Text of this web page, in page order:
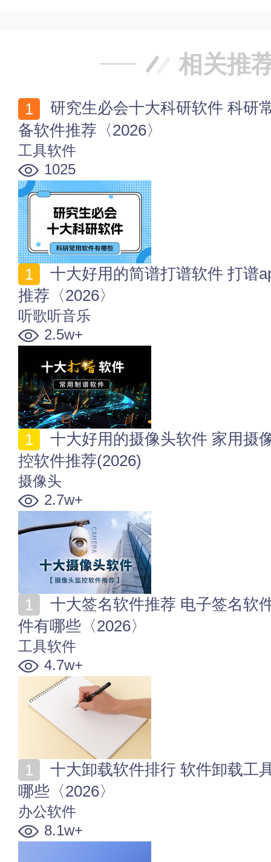
相关推
备软件推荐〈2026〉
工具软件
1025
推荐〈2026〉
听歌听音乐
2.5w+
控软件推荐(2026)
摄像头
2.7w+
件有哪些〈2026〉
工具软件
4.7w+
哪些〈2026〉
办公软件
8.1w+